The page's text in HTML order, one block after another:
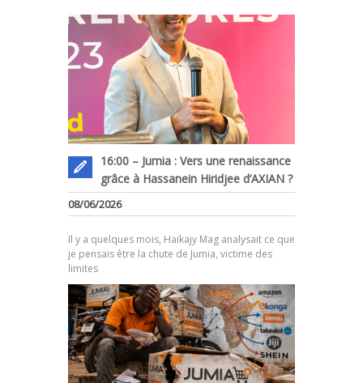
16:00 – Jumia : Vers une renaissance
grâce à Hassanein Hiridjee d’AXIAN ?
08/06/2026
Il y a quelques mois, Haikajy Mag analysait ce que
je pensais être la chute de Jumia, victime des
limites